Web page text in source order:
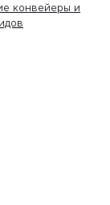
конвейеры и